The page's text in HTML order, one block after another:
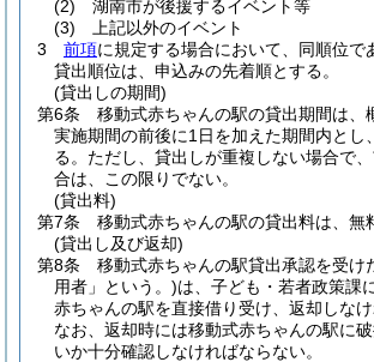
(2)
湖南市が後援するイベント等
(3)
上記以外のイベント
3
前項に規定する場合において、同順位で
貸出順位は、申込みの先着順とする。
(貸出しの期間)
第6条
移動式赤ちゃんの駅の貸出期間は、
実施期間の前後に1日を加えた期間内とし
る。 ただし、貸出しが重複しない場合で
合は、この限りでない。
(貸出料)
第7条
移動式赤ちゃんの駅の貸出料は、無
(貸出し及び返却)
第8条
移動式赤ちゃんの駅貸出承認を受け
用者」という。)は、子ども・若者政策課
赤ちゃんの駅を直接借り受け、返却しなけ
なお、返却時には移動式赤ちゃんの駅に
いか十分確認しなければならない。